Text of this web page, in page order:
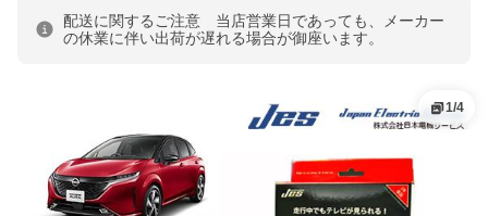
配送に関するご注意 当店営業日であっても、メーカー
の休業に伴い出荷が遅れる場合が御座います。
1/4